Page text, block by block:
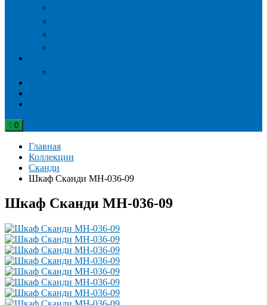
: 0
Главная
Коллекции
Сканди
Шкаф Сканди МН-036-09
Шкаф Сканди МН-036-09